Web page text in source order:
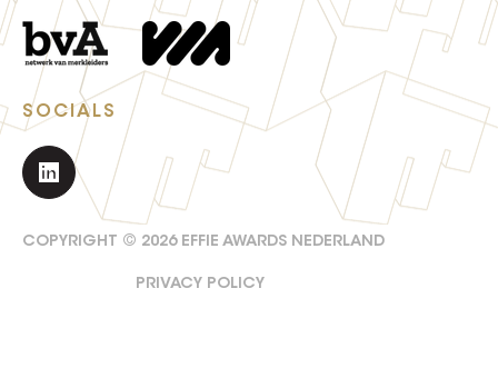
SOCIALS
COPYRIGHT © 2026 EFFIE AWARDS NEDERLAND
PRIVACY POLICY